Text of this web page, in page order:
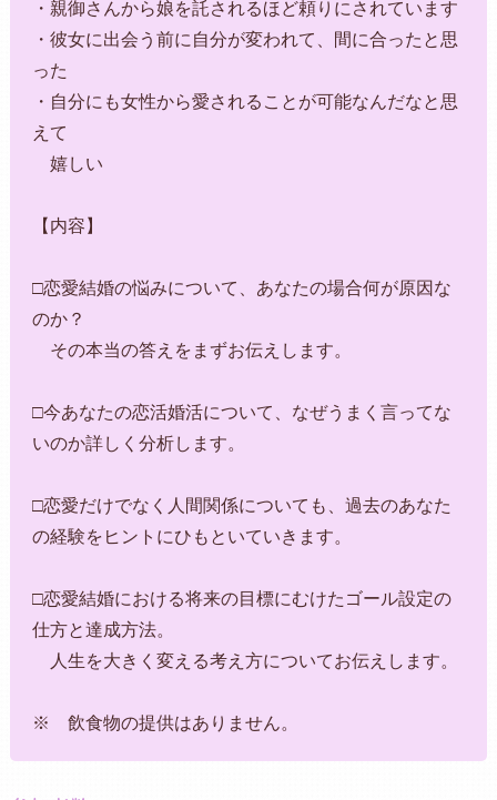
・親御さんから娘を託されるほど頼りにされています
・彼女に出会う前に自分が変われて、間に合ったと思
った
・自分にも女性から愛されることが可能なんだなと思
えて
嬉しい
【内容】
□恋愛結婚の悩みについて、あなたの場合何が原因な
のか？
その本当の答えをまずお伝えします。
□今あなたの恋活婚活について、なぜうまく言ってな
いのか詳しく分析します。
□恋愛だけでなく人間関係についても、過去のあなた
の経験をヒントにひもといていきます。
□恋愛結婚における将来の目標にむけたゴール設定の
仕方と達成方法。
人生を大きく変える考え方についてお伝えします。
※ 飲食物の提供はありません。